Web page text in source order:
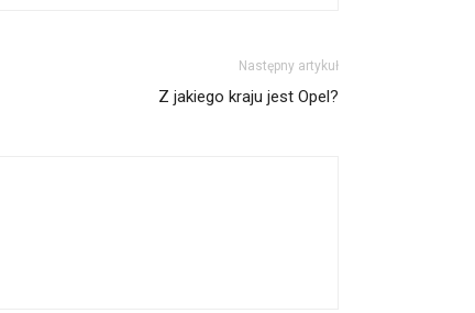
Następny artykuł
Z jakiego kraju jest Opel?